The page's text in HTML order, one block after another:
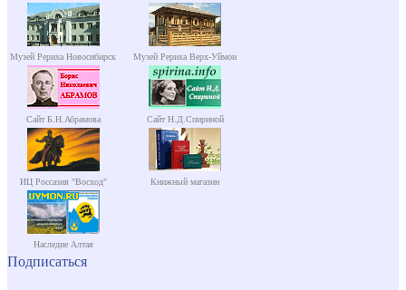
Музей Рериха Новосибирск Музей Рериха Верх-Уймон
Сайт Б.Н.Абрамова Сайт Н.Д.Спириной
ИЦ Россазия "Восход" Книжный магазин
Наследие Алтая
Подписаться